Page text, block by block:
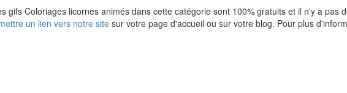
gifs Coloriages licornes animés dans cette catégorie sont 100% gratuits et il n'y a pas
un lien vers notre site sur votre page d'accueil ou sur votre blog. Pour plus